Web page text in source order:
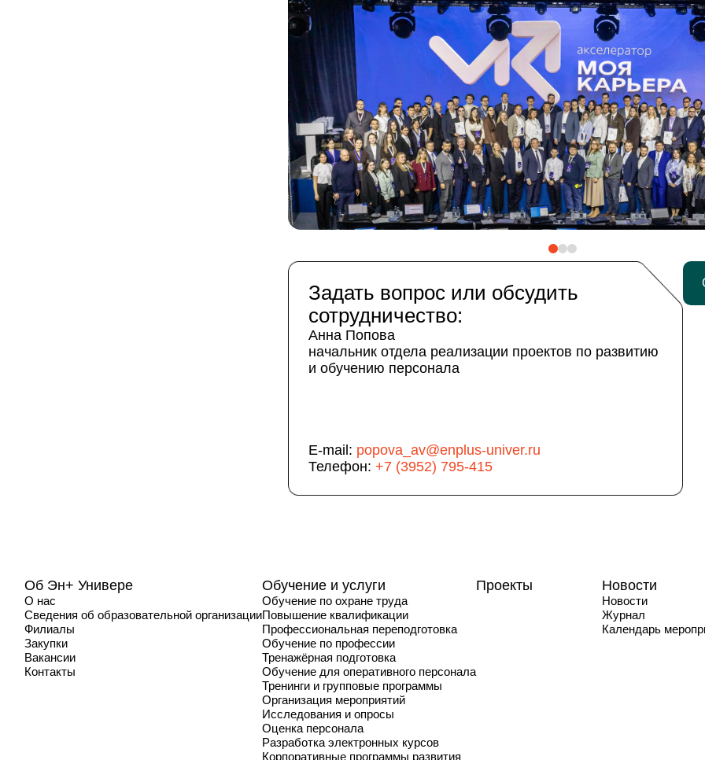
Задать вопрос или обсудить
сотрудничество:
Анна Попова
начальник отдела реализации проектов по развитию
и обучению персонала
E-mail: popova_av@enplus-univer.ru
Телефон: +7 (3952) 795-415
Об Эн+ Универе
О нас
Сведения об образовательной организации
Филиалы
Закупки
Вакансии
Контакты
Обучение и услуги
Обучение по охране труда
Повышение квалификации
Профессиональная переподготовка
Обучение по профессии
Тренажёрная подготовка
Обучение для оперативного персонала
Тренинги и групповые программы
Организация мероприятий
Исследования и опросы
Оценка персонала
Разработка электронных курсов
Корпоративные программы развития
Проекты Новости
Новости
Журнал
Календарь